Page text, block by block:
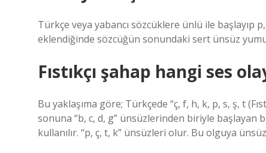
Türkçe veya yabancı sözcüklere ünlü ile başlayıp
eklendiğinde sözcüğün sonundaki sert ünsüz
Fıstıkçı şahap hangi ses
Bu yaklaşıma göre; Türkçede “ç, f, h, k, p, s, ş, t
sonuna “b, c, d, g” ünsüzlerinden biriyle başlayan
kullanılır. “p, ç, t, k” ünsüzleri olur. Bu olguya